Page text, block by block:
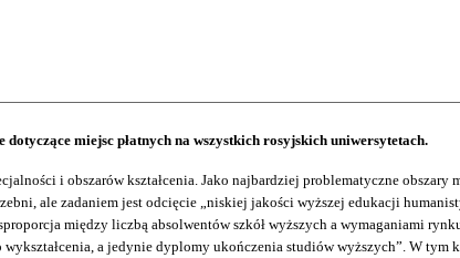
miejsc płatnych na wszystkich rosyjskich uniwersytetach.
i obszarów kształcenia. Jako najbardziej problematyczne
ale zadaniem jest odcięcie „niskiej jakości wyższej edukacji
między liczbą absolwentów szkół wyższych a wymaganiami
a jedynie dyplomy ukończenia studiów wyższych”. W